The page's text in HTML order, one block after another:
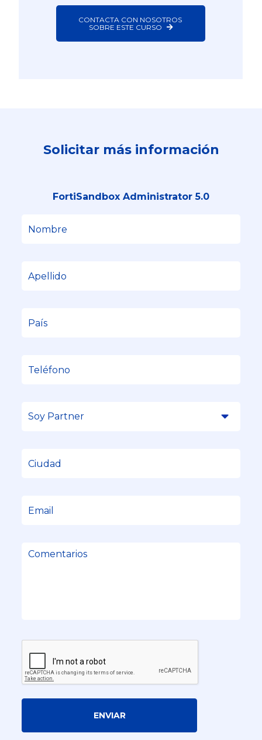
CONTACTA CON NOSOTROS
SOBRE ESTE CURSO
Solicitar más información
FortiSandbox Administrator 5.0
ENVIAR